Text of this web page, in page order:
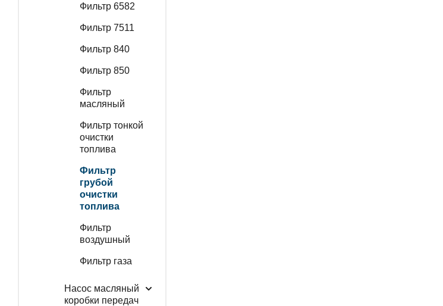
Фильтр 6582
Фильтр 7511
Фильтр 840
Фильтр 850
Фильтр
масляный
Фильтр тонкой
очистки
топлива
Фильтр
грубой
очистки
топлива
Фильтр
воздушный
Фильтр газа
Насос масляный
коробки передач